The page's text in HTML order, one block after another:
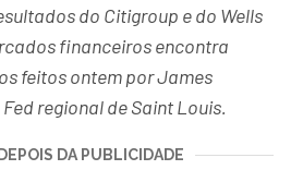
do Citigroup e do Wells
financeiros encontra
feitos ontem por James
regional de Saint Louis.
DA PUBLICIDADE